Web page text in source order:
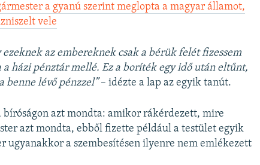
a gyanú szerint meglopta a magyar államot,
vele
az embereknek csak a bérük felét fizessem
házi pénztár mellé. Ez a boríték egy idő után eltűnt,
benne lévő pénzzel”– idézte a lap az egyik tanút.
azt mondta: amikor rákérdezett, mire
azt mondta, ebből fizette például a testület egyik
ugyanakkor a szembesítésen ilyenre nem emlékezett